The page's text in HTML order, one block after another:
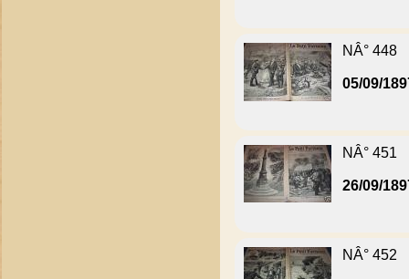
NÂ° 448
05/09/
NÂ° 451
26/09/
NÂ° 452